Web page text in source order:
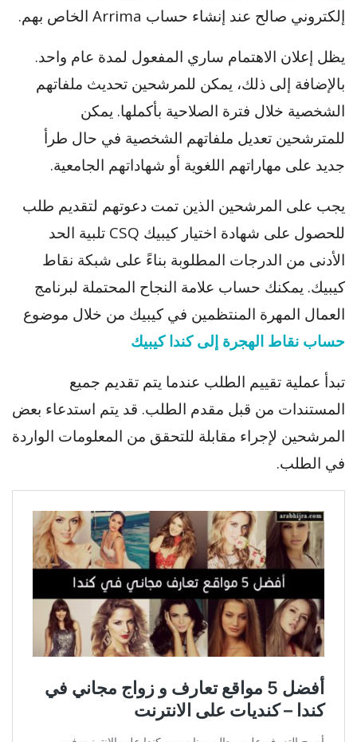
إلكتروني صالح عند إنشاء حساب Arrima الخاص بهم.
يظل إعلان الاهتمام ساري المفعول لمدة عام واحد.
بالإضافة إلى ذلك، يمكن للمرشحين تحديث ملفاتهم
الشخصية خلال فترة الصلاحية بأكملها. يمكن
للمترشحين تعديل ملفاتهم الشخصية في حال طرأ
جديد على مهاراتهم اللغوية أو شهاداتهم الجامعية.
يجب على المرشحين الذين تمت دعوتهم لتقديم طلب
للحصول على شهادة اختيار كيبيك CSQ تلبية الحد
الأدنى من الدرجات المطلوبة بناءً على شبكة نقاط
كيبيك. يمكنك حساب علامة النجاح المحتملة لبرنامج
العمال المهرة المنتظمين في كيبيك من خلال موضوع
حساب نقاط الهجرة إلى كندا كيبيك
تبدأ عملية تقييم الطلب عندما يتم تقديم جميع
المستندات من قبل مقدم الطلب. قد يتم استدعاء بعض
المرشحين لإجراء مقابلة للتحقق من المعلومات الواردة
في الطلب.